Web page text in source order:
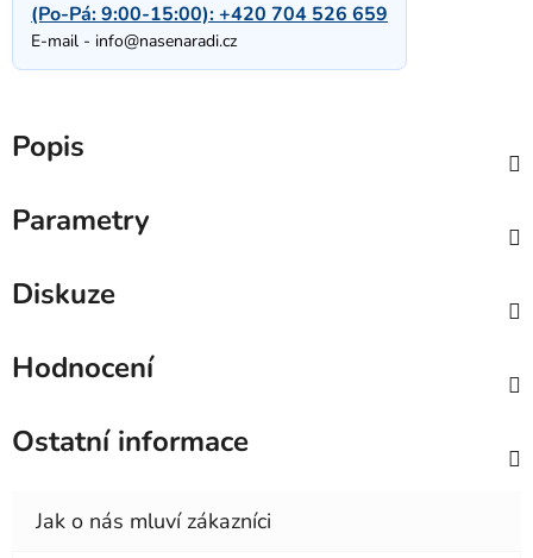
(Po-Pá: 9:00-15:00):+420 704 526 659
E-mail - info@nasenaradi.cz
Popis
Parametry
Diskuze
Hodnocení
Ostatní informace